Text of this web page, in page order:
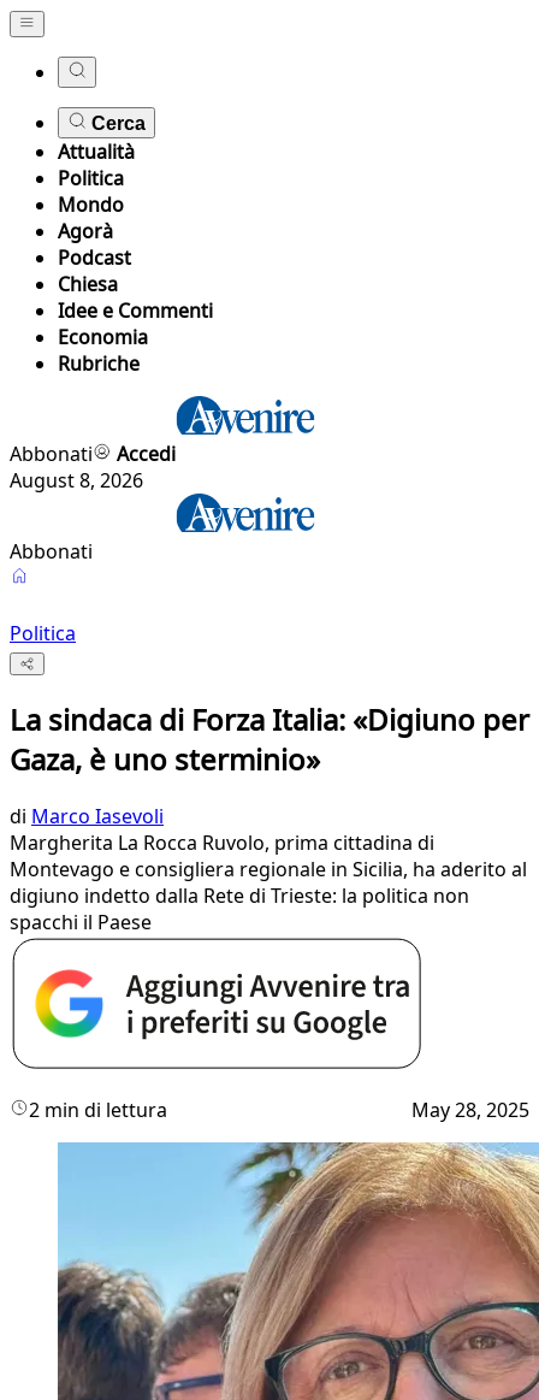
Cerca
Attualità
Politica
Mondo
Agorà
Podcast
Chiesa
Idee e Commenti
Economia
Rubriche
Abbonati
Accedi
August 8, 2026
Abbonati
Politica
La sindaca di Forza Italia: «Digiuno per
Gaza, è uno sterminio»
di Marco Iasevoli
Margherita La Rocca Ruvolo, prima cittadina di
Montevago e consigliera regionale in Sicilia, ha aderito al
digiuno indetto dalla Rete di Trieste: la politica non
spacchi il Paese
2 min di lettura May 28, 2025